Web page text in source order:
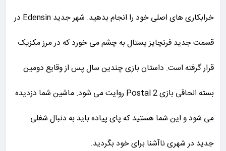
خرابکاری های اصلی خود را انجام بدهید. شهر جدید Edensin در
قسمت جدید فرنچایز پستال به چشم می خورد که در مرز مکزیک
قرار گرفته است. داستان بازی چندین سال پس از وقایع دومین
بسته الحاقی بازی Postal 2 روایت می شود. ماشین شما دزدیده
می شود و این شما هستید که پای پیاده باید به دنبال شغلی
جدید در شهری ناآشنا برای خود بگردید.